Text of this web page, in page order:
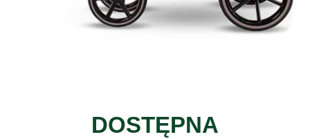
DOSTĘPNA